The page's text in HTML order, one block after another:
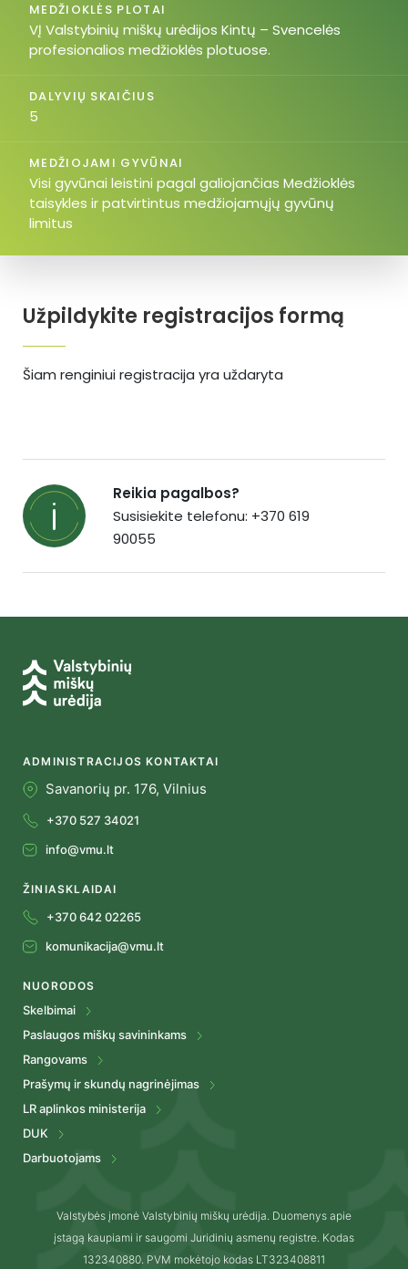
Užpildykite registracijos formą
Šiam renginiui registracija yra uždaryta
MEDŽIOKLĖS PLOTAI
VĮ Valstybinių miškų urėdijos Kintų – Svencelės
profesionalios medžioklės plotuose.
DALYVIŲ SKAIČIUS
5
MEDŽIOJAMI GYVŪNAI
Visi gyvūnai leistini pagal galiojančias Medžioklės
taisykles ir patvirtintus medžiojamųjų gyvūnų
limitus
Reikia pagalbos?
Susisiekite telefonu: +370 619
90055
ADMINISTRACIJOS KONTAKTAI
Savanorių pr. 176, Vilnius
+370 527 34021
info@vmu.lt
ŽINIASKLAIDAI
+370 642 02265
komunikacija@vmu.lt
NUORODOS
Skelbimai
Paslaugos miškų savininkams
Rangovams
Prašymų ir skundų nagrinėjimas
LR aplinkos ministerija
DUK
Darbuotojams
Valstybės įmonė Valstybinių miškų urėdija. Duomenys apie
įstagą kaupiami ir saugomi Juridinių asmenų registre. Kodas
132340880. PVM mokėtojo kodas LT323408811